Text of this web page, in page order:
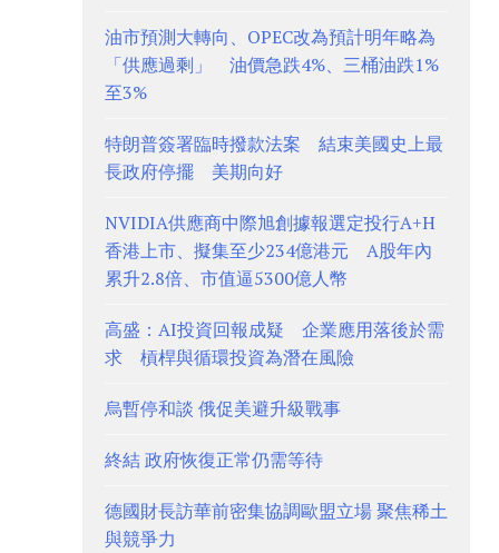
油市預測大轉向、OPEC改為預計明年略為
「供應過剩」 油價急跌4%、三桶油跌1%
至3%
特朗普簽署臨時撥款法案 結束美國史上最
長政府停擺 美期向好
NVIDIA供應商中際旭創據報選定投行A+H
香港上市、擬集至少234億港元 A股年內
累升2.8倍、市值逼5300億人幣
高盛：AI投資回報成疑 企業應用落後於需
求 槓桿與循環投資為潛在風險
烏暫停和談 俄促美避升級戰事
終結 政府恢復正常仍需等待
德國財長訪華前密集協調歐盟立場 聚焦稀土
與競爭力